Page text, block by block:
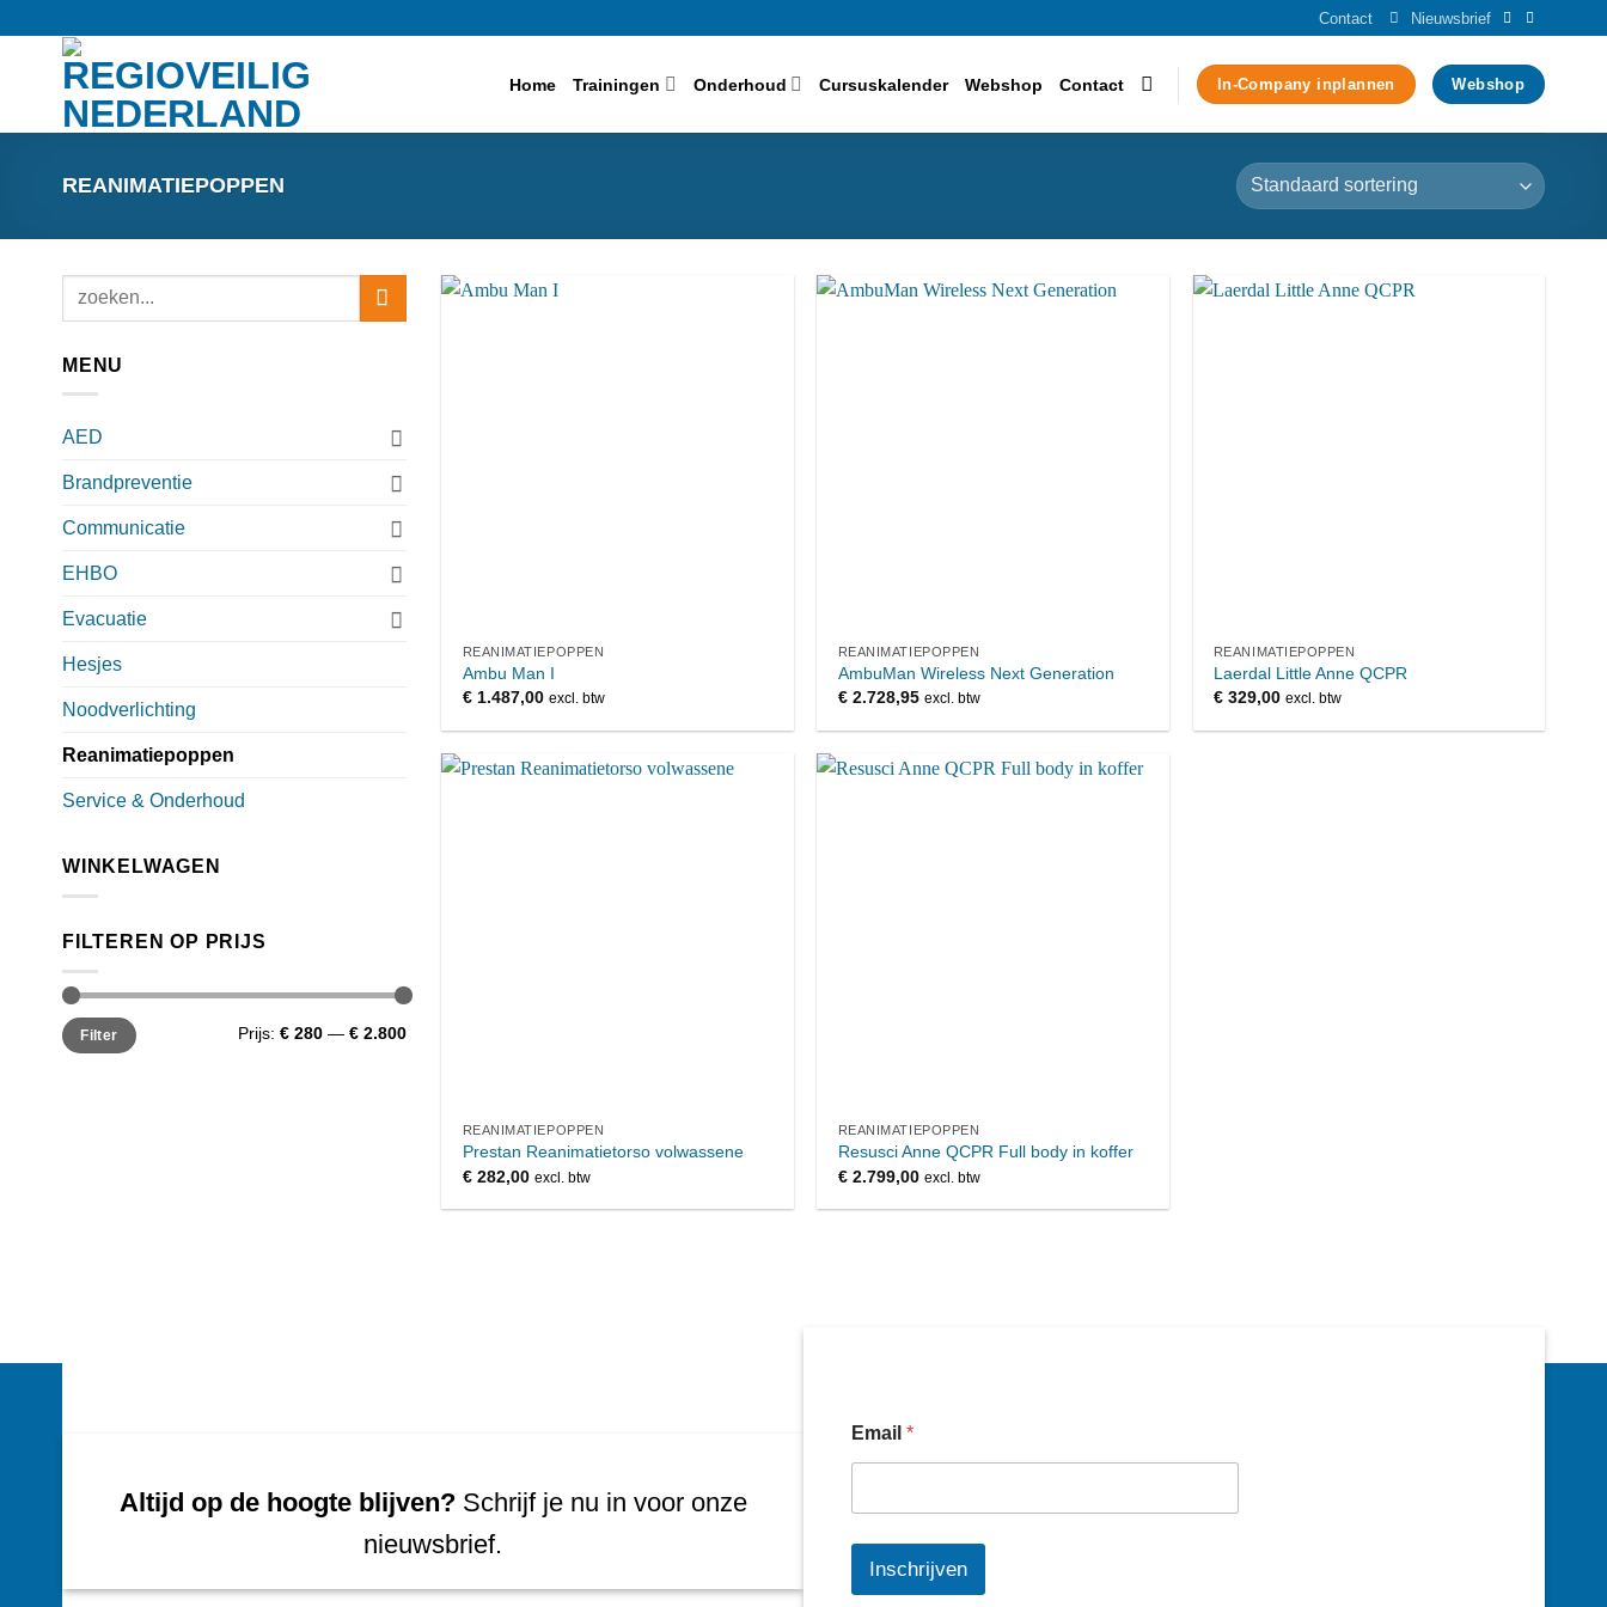
Contact Nieuwsbrief
Home Trainingen Onderhoud Cursuskalender Webshop Contact In-Company inplannen Webshop
REANIMATIEPOPPEN
Zoeken
MENU
AED
Brandpreventie
Communicatie
EHBO
Evacuatie
Hesjes
Noodverlichting
Reanimatiepoppen
Service & Onderhoud
WINKELWAGEN
FILTEREN OP PRIJS
Min.
prijs
Max.
prijsFilter Prijs: € 280— € 2.800
REANIMATIEPOPPEN
Ambu Man I
€1.487,00 excl. btw
REANIMATIEPOPPEN
AmbuMan Wireless Next Generation
€2.728,95 excl. btw
REANIMATIEPOPPEN
Laerdal Little Anne QCPR
€329,00 excl. btw
REANIMATIEPOPPEN
Prestan Reanimatietorso volwassene
€282,00 excl. btw
REANIMATIEPOPPEN
Resusci Anne QCPR Full body in koffer
€2.799,00 excl. btw
Altijd op de hoogte blijven?Schrijf je nu in voor onze
nieuwsbrief.
Email *
Inschrijven